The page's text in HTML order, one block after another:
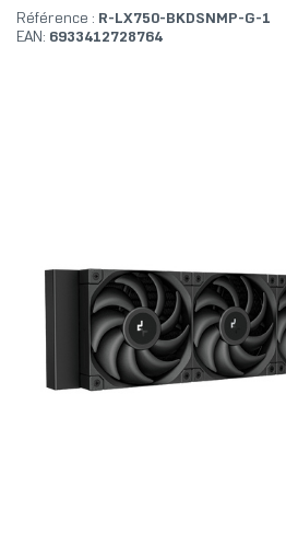
Référence : R-LX750-BKDSNMP-G-1
EAN: 6933412728764